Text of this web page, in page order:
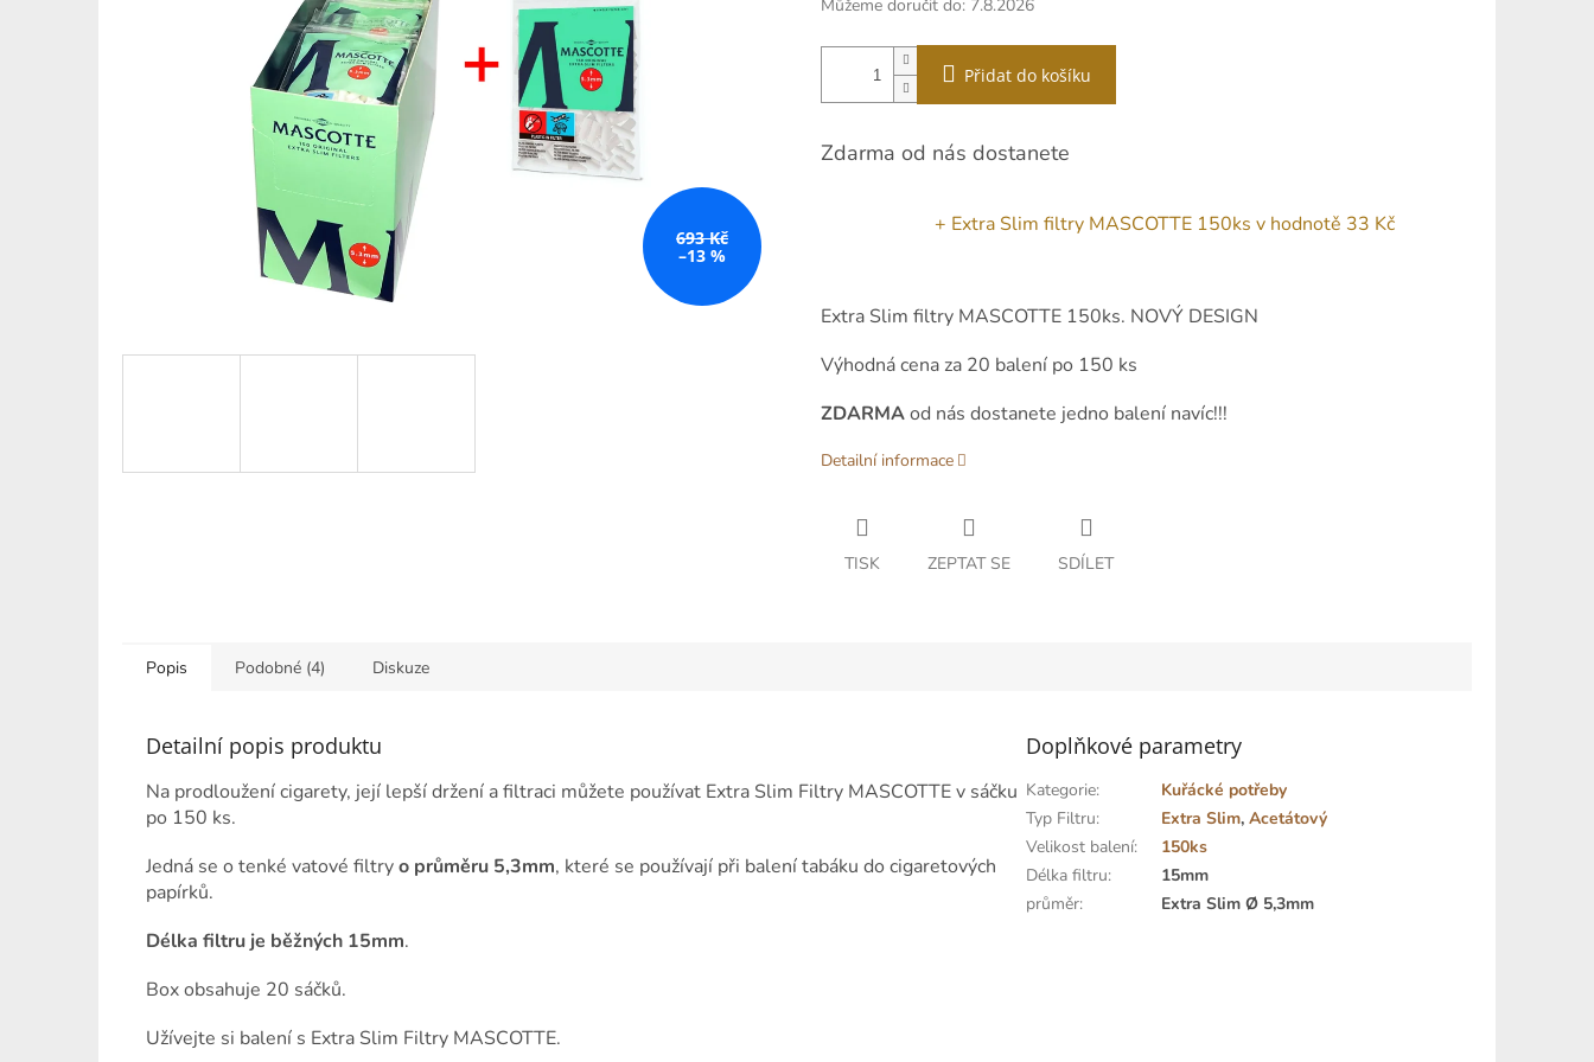
693 Kč
–13 %
Můžeme doručit do: 7.8.2026
Přidat do košíku
Zdarma od nás dostanete
+ Extra Slim filtry MASCOTTE 150ks v hodnotě 33 Kč
Extra Slim filtry MASCOTTE 150ks. NOVÝ DESIGN
Výhodná cena za 20 balení po 150 ks
ZDARMAod nás dostanete jedno balení navíc!!!
Detailní informace
TISK ZEPTAT SE SDÍLET
Popis Podobné (4) Diskuze
Detailní popis produktu
Na prodloužení cigarety, její lepší držení a filtraci můžete používat Extra Slim Filtry MASCOTTE v sáčku
po 150 ks.
Jedná se o tenké vatové filtryo průměru 5,3mm, které se používají při balení tabáku do cigaretových
papírků.
Délka filtru je běžných 15mm.
Box obsahuje 20 sáčků.
Užívejte si balení s Extra Slim Filtry MASCOTTE.
Doplňkové parametry
Kategorie:
Kuřácké potřeby
Typ Filtru: Extra Slim,Acetátový
Velikost balení:
150ks
Délka filtru:
15mm
průměr: Extra Slim Ø 5,3mm